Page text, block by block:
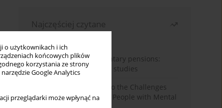
o użytkownikach i ich
końcowych plików
korzystania ze strony
Google Analytics
przeglądarki może wpłynąć na
Najczęściej czytane
Auto-enrolment in voluntary pensions:
Comparative OECD case studies
Bibliometric Insights into the Challenges
and Needs of Homeless People with Mental